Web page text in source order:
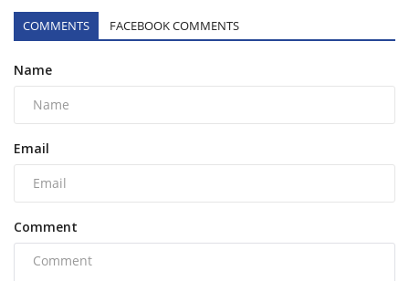
COMMENTS FACEBOOK COMMENTS
Name
Email
Comment